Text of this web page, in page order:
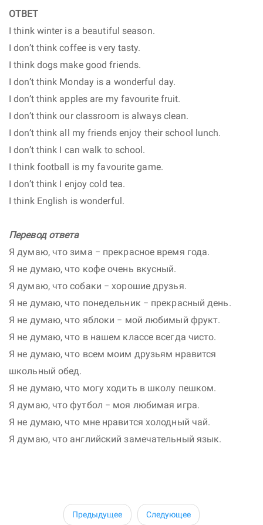
ОТВЕТ
I think winter is a beautiful season.
I don’t think coffee is very tasty.
I think dogs make good friends.
I don’t think Monday is a wonderful day.
I don’t think apples are my favourite fruit.
I don’t think our classroom is always clean.
I don’t think all my friends enjoy their school lunch.
I don’t think I can walk to school.
I think football is my favourite game.
I don’t think I enjoy cold tea.
I think English is wonderful.
Перевод ответа
Я думаю, что зима − прекрасное время года.
Я не думаю, что кофе очень вкусный.
Я думаю, что собаки − хорошие друзья.
Я не думаю, что понедельник − прекрасный день.
Я не думаю, что яблоки − мой любимый фрукт.
Я не думаю, что в нашем классе всегда чисто.
Я не думаю, что всем моим друзьям нравится
школьный обед.
Я не думаю, что могу ходить в школу пешком.
Я думаю, что футбол − моя любимая игра.
Я не думаю, что мне нравится холодный чай.
Я думаю, что английский замечательный язык.
Предыдущее Следующее